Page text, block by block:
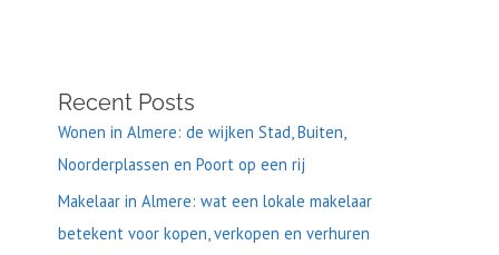
Recent Posts
Wonen in Almere: de wijken Stad, Buiten,
Noorderplassen en Poort op een rij
Makelaar in Almere: wat een lokale makelaar
betekent voor kopen, verkopen en verhuren